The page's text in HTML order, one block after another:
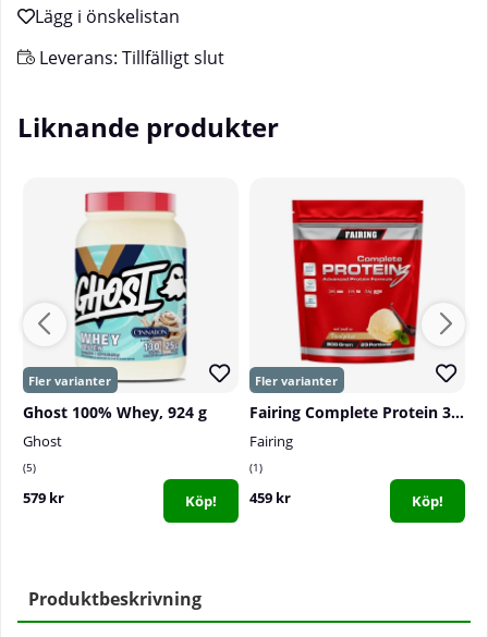
Leverans: Tillfälligt slut
Liknande produkter
Ghost 100% Whey, 924 g
Ghost
5
579 kr Köp!
Fairing Complete Protein 3, 800 g
Fairing
1
459 kr Köp!
Produktbeskrivning